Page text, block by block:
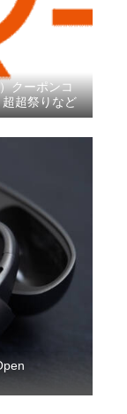
クーポンコ
超祭りなど